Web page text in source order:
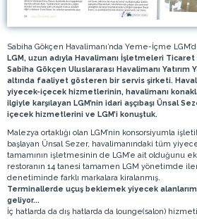
Sabiha Gökçen Havalimanı’nda Yeme-İçme
LGM, uzun adıyla Havalimanı İşletmeleri
Sabiha Gökçen Uluslararası Havalimanı Yatırım
altında faaliyet gösteren bir servis şirketi.
yiyecek-içecek hizmetlerinin, havalimanı
ilgiyle karşılayan LGM’nin idari aşçıbaşı Ünsal
içecek hizmetlerini ve LGM’i konuştuk.
Malezya ortaklığı olan LGM’nin konsorsiyumla
başlayan Ünsal Sezer, havalimanındaki tüm
tamamının işletmesinin de LGM’e ait olduğunu
restoranın 14 tanesi tamamen LGM yönetimde
denetiminde farklı markalara kiralanmış.
Terminallerde uçuş beklemek yiyecek
geliyor...
İç hatlarda da dış hatlarda da lounge(salon)